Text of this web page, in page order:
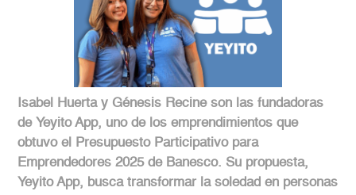
Isabel Huerta y Génesis Recine son las fundadoras
de Yeyito App, uno de los emprendimientos que
obtuvo el Presupuesto Participativo para
Emprendedores 2025 de Banesco. Su propuesta,
Yeyito App, busca transformar la soledad en personas